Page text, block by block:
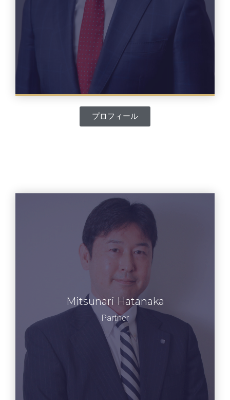
プロフィール
Mitsunari Hatanaka
Partner
畠中 光成
特別教員 株式会社識学